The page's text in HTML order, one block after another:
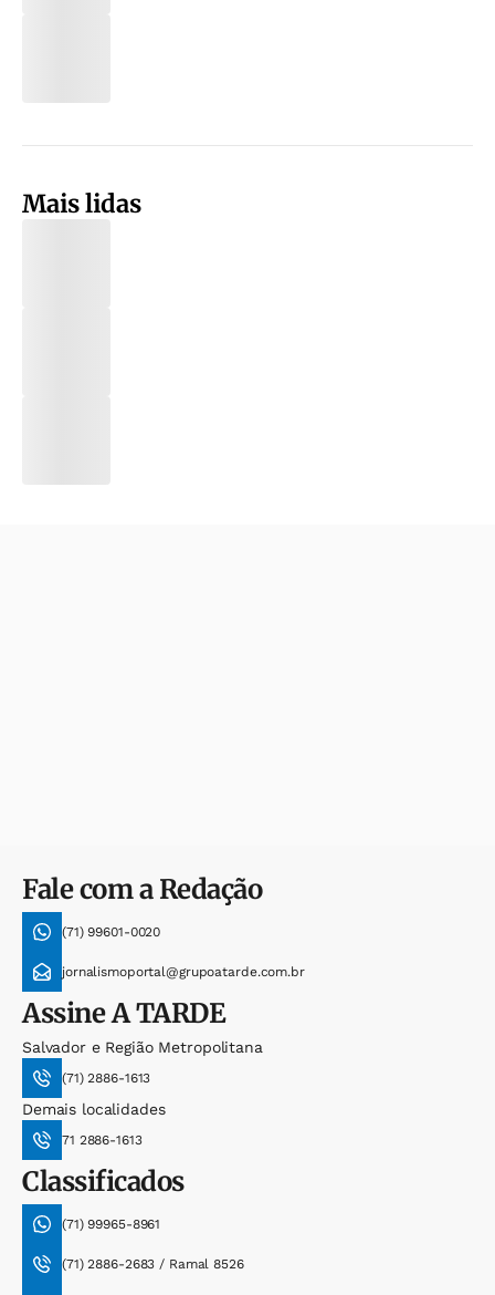
Mais lidas
Fale com a Redação
(71) 99601-0020
jornalismoportal@grupoatarde.com.br
AssineA TARDE
Salvador e Região Metropolitana
(71) 2886-1613
Demais localidades
71 2886-1613
Classificados
(71) 99965-8961
(71) 2886-2683 / Ramal 8526